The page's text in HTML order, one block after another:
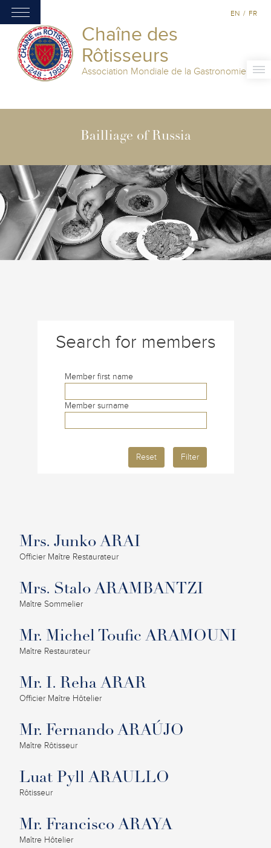
Chaîne des
Rôtisseurs
Association Mondiale de la Gastronomie
EN / FR
Bailliage of Russia
Search for members
Member first name
Member surname
Reset Filter
Mrs. Junko ARAI
Officier Maître Restaurateur
Mrs. Stalo ARAMBANTZI
Maître Sommelier
Mr. Michel Toufic ARAMOUNI
Maître Restaurateur
Mr. I. Reha ARAR
Officier Maître Hôtelier
Mr. Fernando ARAÚJO
Maître Rôtisseur
Luat Pyll ARAULLO
Rôtisseur
Mr. Francisco ARAYA
Maître Hôtelier